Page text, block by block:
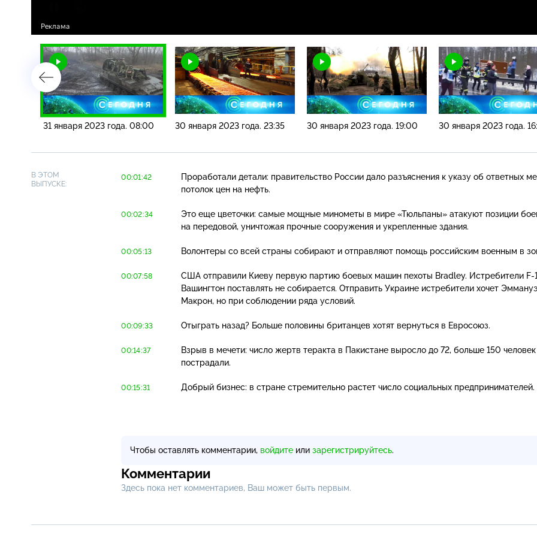
31 января 2023 года. 08:00 30 января 2023 года. 23:35 30 января 2023 года. 19:00 30 января 2023 года.
В ЭТОМ
ВЫПУСКЕ:
00:01:42
Проработали детали: правительство России дало разъяснения к указу об ответных
потолок цен на нефть.
00:02:34
Это еще цветочки: самые мощные минометы в мире «Тюльпаны» атакуют позиции
на передовой, уничтожая прочные сооружения и укрепленные здания.
00:05:13 Волонтеры со всей страны собирают и отправляют помощь российским военным в
00:07:58 США отправили Киеву первую партию боевых машин пехоты Bradley. Истребители F-
Вашингтон поставлять не собирается. Отправить Украине истребители хочет
Макрон, но при соблюдении ряда условий.
00:09:33 Отыграть назад? Больше половины британцев хотят вернуться в Евросоюз.
00:14:37
Взрыв в мечети: число жертв теракта в Пакистане выросло до 72, больше 150 человек
пострадали.
00:15:31 Добрый бизнес: в стране стремительно растет число социальных предпринимателей.
Чтобы оставлять комментарии, войдите или зарегистрируйтесь.
Комментарии
Здесь пока нет комментариев, Ваш может быть первым.